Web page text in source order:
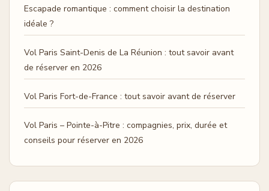
Escapade romantique : comment choisir la destination
idéale ?
Vol Paris Saint-Denis de La Réunion : tout savoir avant
de réserver en 2026
Vol Paris Fort-de-France : tout savoir avant de réserver
Vol Paris – Pointe-à-Pitre : compagnies, prix, durée et
conseils pour réserver en 2026